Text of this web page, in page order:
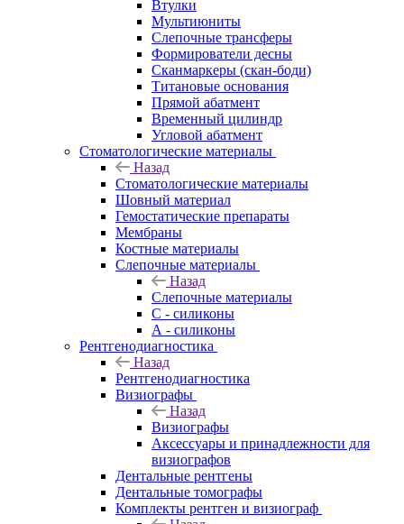
Втулки
Мультиюниты
Слепочные трансферы
Формирователи десны
Сканмаркеры (скан-боди)
Титановые основания
Прямой абатмент
Временный цилиндр
Угловой абатмент
Стоматологические материалы
Назад
Стоматологические материалы
Шовный материал
Гемостатические препараты
Мембраны
Костные материалы
Слепочные материалы
Назад
Слепочные материалы
C - силиконы
А - силиконы
Рентгенодиагностика
Назад
Рентгенодиагностика
Визиографы
Назад
Визиографы
Аксессуары и принадлежности для
визиографов
Дентальные рентгены
Дентальные томографы
Комплекты рентген и визиограф